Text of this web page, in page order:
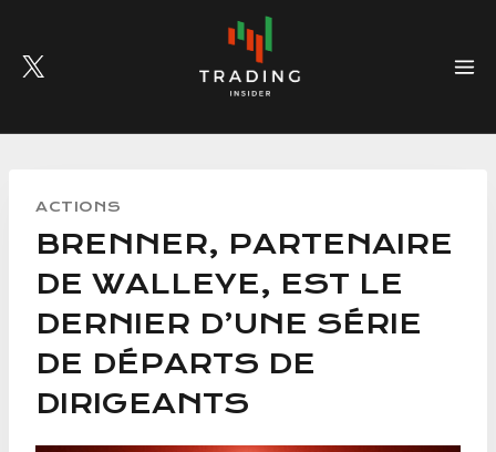
content
ACTIONS
BRENNER, PARTENAIRE
DE WALLEYE, EST LE
DERNIER D’UNE SÉRIE
DE DÉPARTS DE
DIRIGEANTS